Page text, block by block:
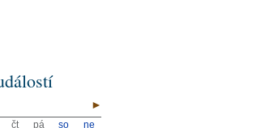
►
čt pá so
ne